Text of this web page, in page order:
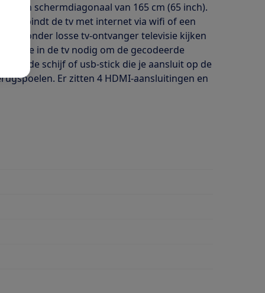
een schermdiagonaal van 165 cm (65 inch).
verbindt de tv met internet via wifi of een
zonder losse tv-ontvanger televisie kijken
in de tv nodig om de gecodeerde
harde schijf of usb-stick die je aansluit op de
Er zitten 4 HDMI-aansluitingen en